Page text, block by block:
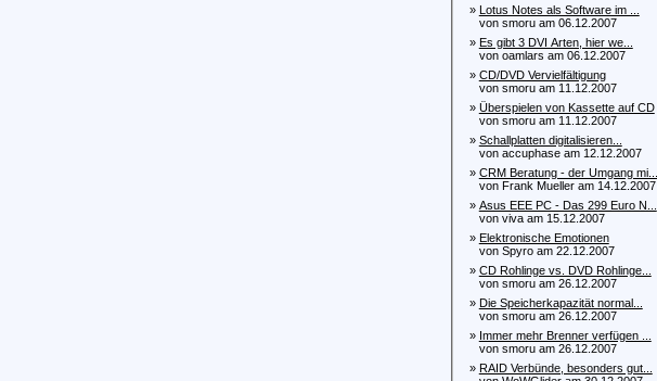
» Lotus Notes als Software im ...
von smoru am 06.12.2007
» Es gibt 3 DVI Arten, hier we...
von oamlars am 06.12.2007
» CD/DVD Vervielfältigung
von smoru am 11.12.2007
» Überspielen von Kassette auf CD
von smoru am 11.12.2007
» Schallplatten digitalisieren...
von accuphase am 12.12.2007
» CRM Beratung - der Umgang mi...
von Frank Mueller am 14.12.2007
» Asus EEE PC - Das 299 Euro N...
von viva am 15.12.2007
» Elektronische Emotionen
von Spyro am 22.12.2007
» CD Rohlinge vs. DVD Rohlinge...
von smoru am 26.12.2007
» Die Speicherkapazität normal...
von smoru am 26.12.2007
» Immer mehr Brenner verfügen ...
von smoru am 26.12.2007
» RAID Verbünde, besonders gut...